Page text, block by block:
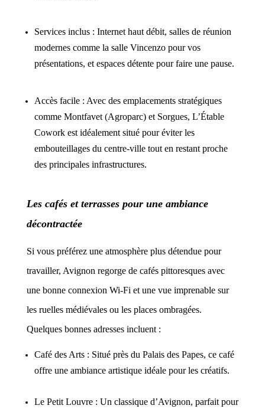
Services inclus : Internet haut débit, salles de réunion
modernes comme la salle Vincenzo pour vos
présentations, et espaces détente pour faire une pause.
Accès facile : Avec des emplacements stratégiques
comme Montfavet (Agroparc) et Sorgues, L’Étable
Cowork est idéalement situé pour éviter les
embouteillages du centre-ville tout en restant proche
des principales infrastructures.
Les cafés et terrasses pour une ambiance
décontractée
Si vous préférez une atmosphère plus détendue pour
travailler, Avignon regorge de cafés pittoresques avec
une bonne connexion Wi-Fi et une vue imprenable sur
les ruelles médiévales ou les places ombragées.
Quelques bonnes adresses incluent :
Café des Arts : Situé près du Palais des Papes, ce café
offre une ambiance artistique idéale pour les créatifs.
Le Petit Louvre : Un classique d’Avignon, parfait pour